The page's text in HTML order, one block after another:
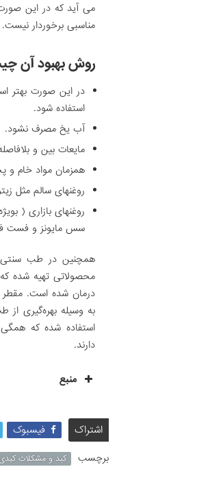
می آید که در این
مناسبی برخوردار نیست.
روش بهبود آن
در این صورت بهتر
استفاده شود.
آب یخ مصرف نشود.
مایعات بین و
همزمان مواد خام و
روغنهای سالم مثل
روغنهای بازاری (
سس مایونز و فست
همچنین در طب سنتی
محصولاتی تهیه شده
درمان شده است. مقطر
به­ وسیله بهره‌گیری از
استفاده شده که
دارند.
منبع
اشتراک فیسبوک
برچسب
کبد و مشکلات